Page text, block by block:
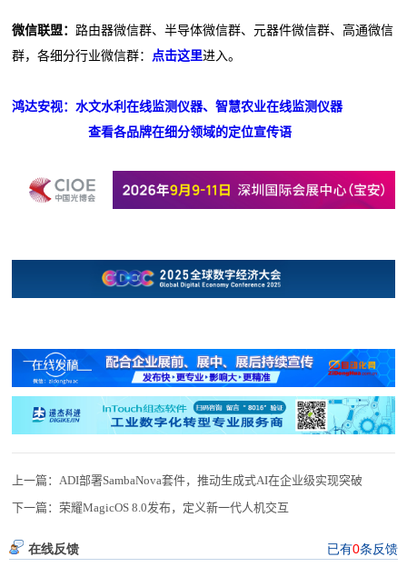
微信联盟： 路由器微信群、半导体微信群、元器件微信群、高通微信
群，各细分行业微信群：
点击这里进入。
鸿达安视：水文水利在线监测仪器、智慧农业在线监测仪器
查看各品牌在细分领域的定位宣传语
上一篇：ADI部署SambaNova套件，推动生成式AI在企业级实现突破
下一篇：荣耀MagicOS 8.0发布，定义新一代人机交互